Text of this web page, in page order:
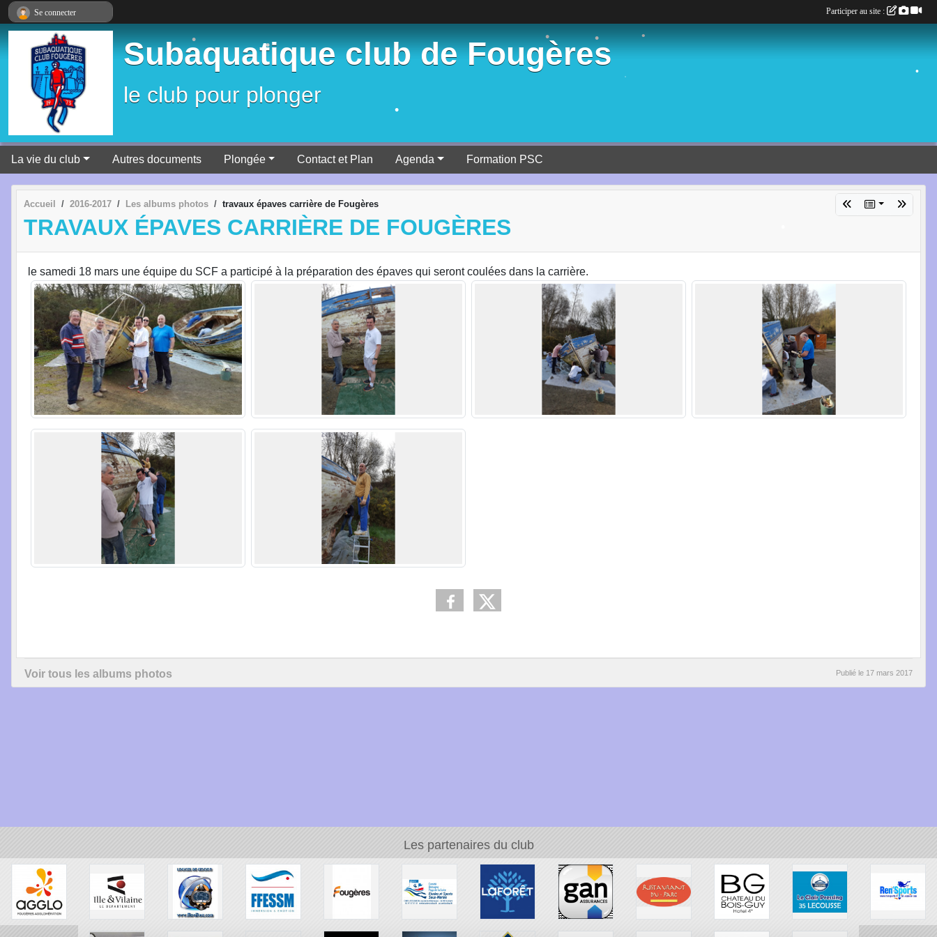
Subaquatique club de Fougères
le club pour plonger
La vie du club Autres documents Plongée Contact et Plan Agenda Formation PSC
Accueil 2016-2017 Les albums photos travaux épaves carrière de Fougères
TRAVAUX ÉPAVES CARRIÈRE DE FOUGÈRES
le samedi 18 mars une équipe du SCF a participé à la préparation des épaves qui seront coulées dans la carrière.
Voir tous les albums photos Publié le 17 mars 2017
Les partenaires du club
Se connecter Participer au site :
•
•
• •
•
•
•
Panneau de gestion des cookies